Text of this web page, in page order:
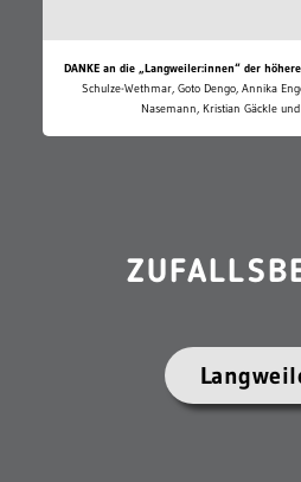
DANKE an die „Langweiler:innen“ der
Schulze-Wethmar, Goto Dengo, Annika
Nasemann, Kristian Gäckle